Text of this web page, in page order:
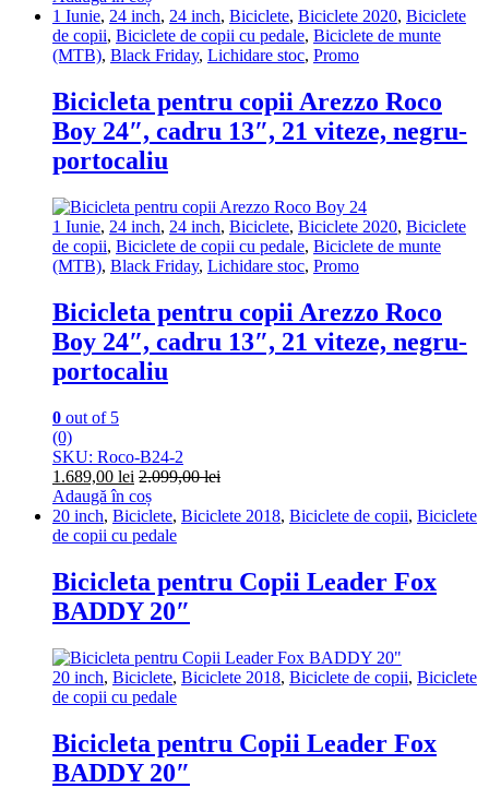
1 Iunie, 24 inch, 24 inch, Biciclete, Biciclete 2020, Biciclete
de copii, Biciclete de copii cu pedale, Biciclete de munte
(MTB), Black Friday, Lichidare stoc, Promo
Bicicleta pentru copii Arezzo Roco
Boy 24″, cadru 13″, 21 viteze, negru-
portocaliu
1 Iunie, 24 inch, 24 inch, Biciclete, Biciclete 2020, Biciclete
de copii, Biciclete de copii cu pedale, Biciclete de munte
(MTB), Black Friday, Lichidare stoc, Promo
Bicicleta pentru copii Arezzo Roco
Boy 24″, cadru 13″, 21 viteze, negru-
portocaliu
0 out of 5
(0)
SKU: Roco-B24-2
1.689,00 lei 2.099,00lei
Adaugă în coș
20 inch, Biciclete, Biciclete 2018, Biciclete de copii, Biciclete
de copii cu pedale
Bicicleta pentru Copii Leader Fox
BADDY 20″
20 inch, Biciclete, Biciclete 2018, Biciclete de copii, Biciclete
de copii cu pedale
Bicicleta pentru Copii Leader Fox
BADDY 20″